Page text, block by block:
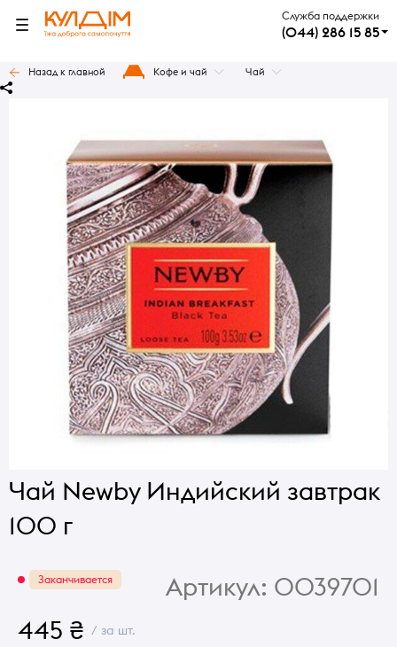
Служба поддержки
(044) 286 15 85
Назад к главной Кофе и чай Чай
Чай Newby Индийский завтрак
100 г
Заканчивается Артикул: 0039701
445 ₴ / за шт.